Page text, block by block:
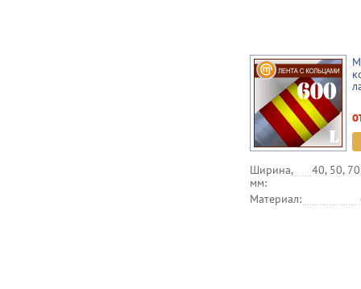
Ширина,
мм:
40, 50,
Материал: